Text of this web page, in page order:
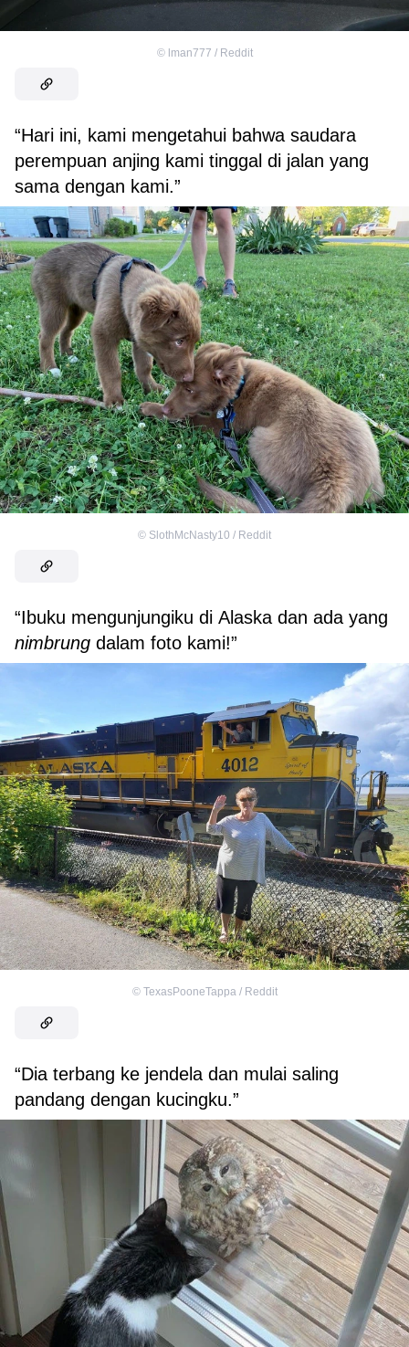
© lman777 / Reddit
“Hari ini, kami mengetahui bahwa saudara
perempuan anjing kami tinggal di jalan yang
sama dengan kami.”
© SlothMcNasty10 / Reddit
“Ibuku mengunjungiku di Alaska dan ada yang
nimbrung dalam foto kami!”
© TexasPooneTappa / Reddit
“Dia terbang ke jendela dan mulai saling
pandang dengan kucingku.”